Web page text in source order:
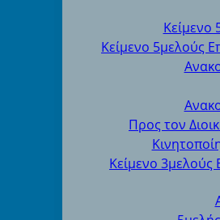
Κείμενο
Κείμενο 5μελούς
Προς τον
Κείμενο